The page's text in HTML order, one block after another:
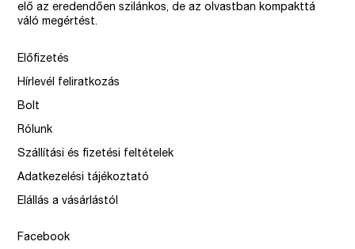
elő az eredendően szilánkos, de az olvastban kompakttá
váló megértést.
Előfizetés
Hírlevél feliratkozás
Bolt
Rólunk
Szállítási és fizetési feltételek
Adatkezelési tájékoztató
Elállás a vásárlástól
Facebook